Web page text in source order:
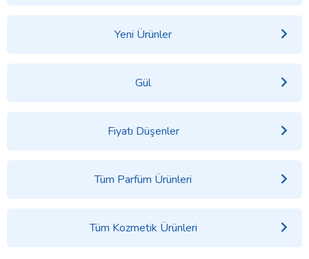
Yeni Ürünler
Gül
Fiyatı Düşenler
Tüm Parfüm Ürünleri
Tüm Kozmetik Ürünleri